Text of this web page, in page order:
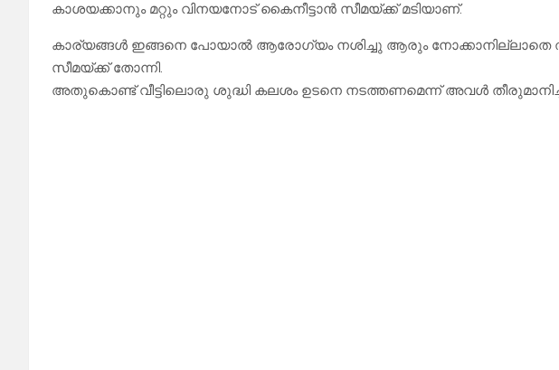
കാശയക്കാനും മറ്റും വിനയനോട് കൈനീട്ടാൻ സീമയ്ക്ക് മടിയാണ്.
കാര്യങ്ങൾ ഇങ്ങനെ പോയാൽ ആരോഗ്യം നശിച്ചു ആരും നോക്കാനില്ലാതെ
സീമയ്ക്ക് തോന്നി.
അതുകൊണ്ട് വീട്ടിലൊരു ശുദ്ധി കലശം ഉടനെ നടത്തണമെന്ന് അവൾ